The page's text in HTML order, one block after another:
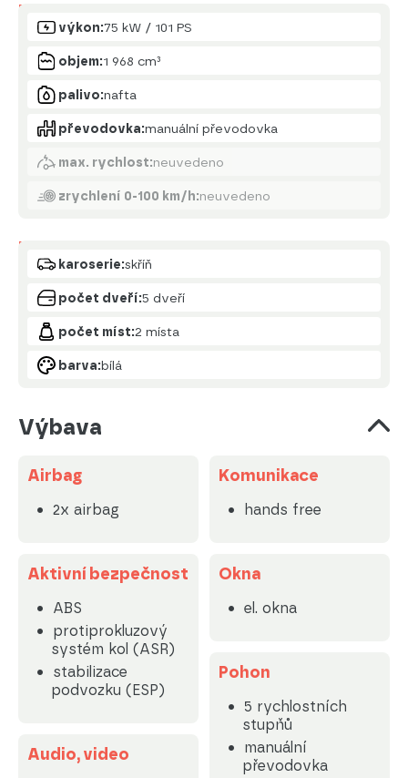
Motor
výkon:75 kW / 101 PS
objem:1 968 cm³
palivo:nafta
převodovka:manuální převodovka
max. rychlost:neuvedeno
zrychlení 0-100 km/h:neuvedeno
Karoserie
karoserie:skříň
počet dveří:5 dveří
počet míst:2 místa
barva:bílá
Výbava
Airbag
2x airbag
Aktivní bezpečnost
ABS
protiprokluzový
systém kol (ASR)
stabilizace
podvozku (ESP)
Audio, video
Komunikace
hands free
Okna
el. okna
Pohon
5 rychlostních
stupňů
manuální
převodovka